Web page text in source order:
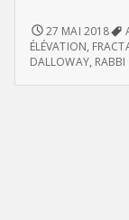
la
des
œuvres
« TELLE
EST
LA
27 MAI 2018
ÉLÉVATION,
DALLOWAY,